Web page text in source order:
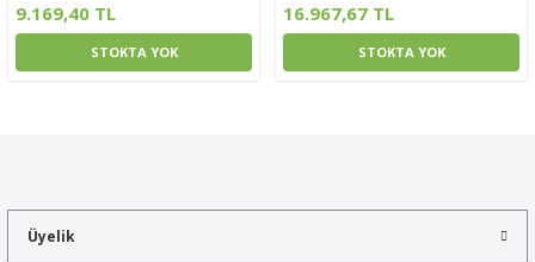
9.169,40 TL
STOKTA YOK
16.967,67 TL
STOKTA YOK
Üyelik